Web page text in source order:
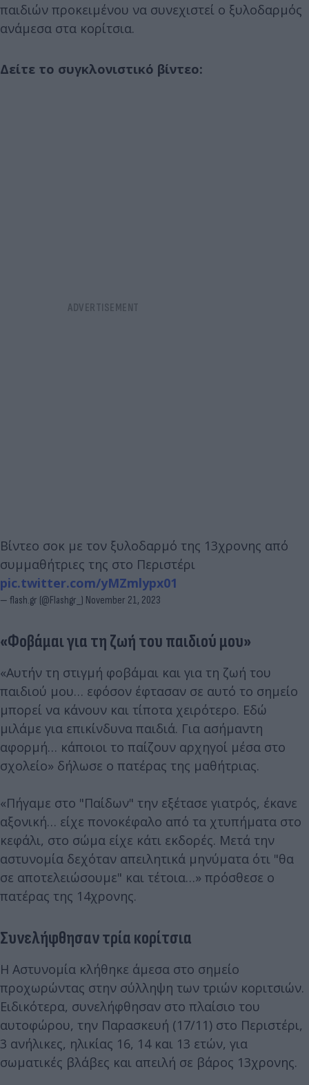
παιδιών προκειμένου να συνεχιστεί ο ξυλοδαρμός
ανάμεσα στα κορίτσια.
Δείτε το συγκλονιστικό βίντεο:
Βίντεο σοκ με τον ξυλοδαρμό της 13χρονης από
συμμαθήτριες της στο Περιστέρι
pic.twitter.com/yMZmlypx01
— flash.gr (@Flashgr_) November 21, 2023
«Φοβάμαι για τη ζωή του παιδιού μου»
«Αυτήν τη στιγμή φοβάμαι και για τη ζωή του
παιδιού μου… εφόσον έφτασαν σε αυτό το σημείο
μπορεί να κάνουν και τίποτα χειρότερο. Εδώ
μιλάμε για επικίνδυνα παιδιά. Για ασήμαντη
αφορμή… κάποιοι το παίζουν αρχηγοί μέσα στο
σχολείο» δήλωσε ο πατέρας της μαθήτριας.
«Πήγαμε στο "Παίδων" την εξέτασε γιατρός, έκανε
αξονική… είχε πονοκέφαλο από τα χτυπήματα στο
κεφάλι, στο σώμα είχε κάτι εκδορές. Μετά την
αστυνομία δεχόταν απειλητικά μηνύματα ότι "θα
σε αποτελειώσουμε" και τέτοια…» πρόσθεσε ο
πατέρας της 14χρονης.
Συνελήφθησαν τρία κορίτσια
Η Αστυνομία κλήθηκε άμεσα στο σημείο
προχωρώντας στην σύλληψη των τριών κοριτσιών.
Ειδικότερα, συνελήφθησαν στο πλαίσιο του
αυτοφώρου, την Παρασκευή (17/11) στο Περιστέρι,
3 ανήλικες, ηλικίας 16, 14 και 13 ετών, για
σωματικές βλάβες και απειλή σε βάρος 13χρονης.